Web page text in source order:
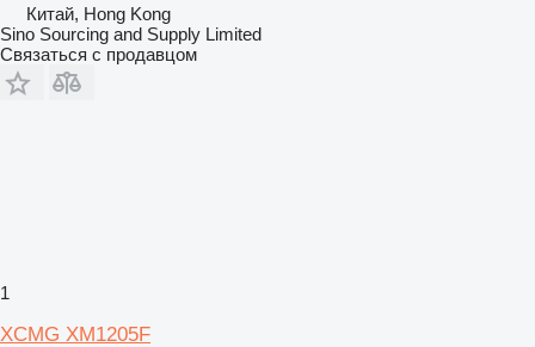
Китай, Hong Kong
Sino Sourcing and Supply Limited
Связаться с продавцом
1
XCMG XM1205F